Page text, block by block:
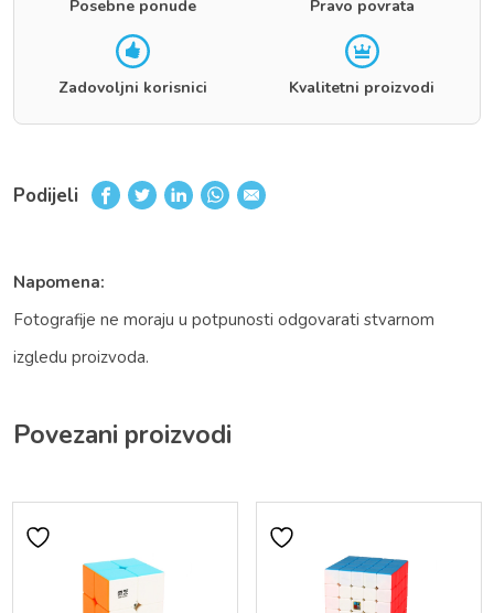
Posebne ponude Pravo povrata
Zadovoljni korisnici Kvalitetni proizvodi
Podijeli
Napomena:
Fotografije ne moraju u potpunosti odgovarati stvarnom
izgledu proizvoda.
Povezani proizvodi